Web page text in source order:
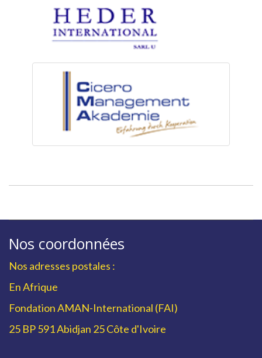
Nos coordonnées
Nos adresses postales :
En Afrique
Fondation AMAN-International (FAI)
25 BP 591 Abidjan 25 Côte d'Ivoire